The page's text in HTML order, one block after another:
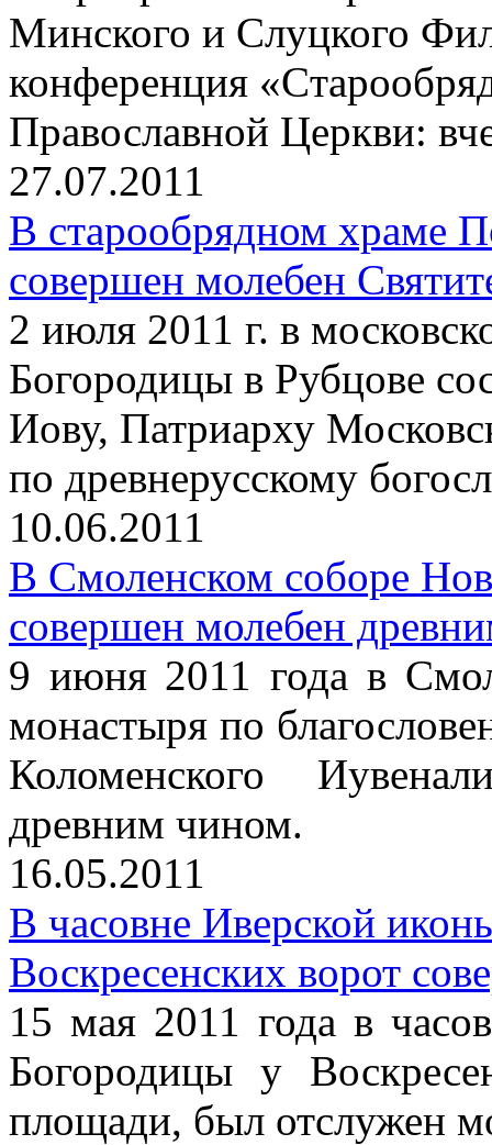
Минского и Слуцкого
конференция
Православной Церкви:
27.07.2011
В старообрядном храме
совершен молебен
2 июля 2011 г. в
Богородицы в Рубцове
Иову, Патриарху
по древнерусскому
10.06.2011
В Смоленском соборе
совершен молебен
9 июня 2011 года в
монастыря по
Коломенского
древним чином.
16.05.2011
В часовне Иверской
Воскресенских ворот
15 мая 2011 года в
Богородицы у
площади, был отслужен